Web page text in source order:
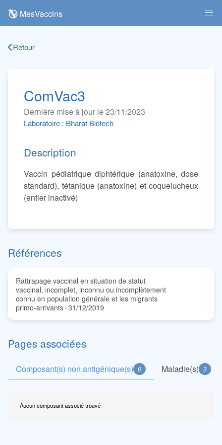
MesVaccins
Retour
ComVac3
Dernière mise à jour le 23/11/2023
Laboratoire : Bharat Biotech
Description
Vaccin pédiatrique diphtérique (anatoxine, dose
standard), tétanique (anatoxine) et coquelucheux
(entier inactivé)
Références
Rattrapage vaccinal en situation de statut
vaccinal, incomplet, inconnu ou incomplètement
connu en population générale et les migrants
primo-arrivants-31/12/2019
Pages associées
Composant(s) non antigénique(s) 0 Maladie(s) 3
Aucun composant associé trouvé